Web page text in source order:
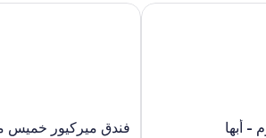
- أبها
فندق
فندق ميركيور
فندق ميركيور خميس